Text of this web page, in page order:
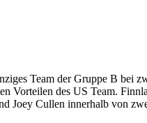
Team der Gruppe B bei
Vorteilen des US Team.
Joey Cullen innerhalb von